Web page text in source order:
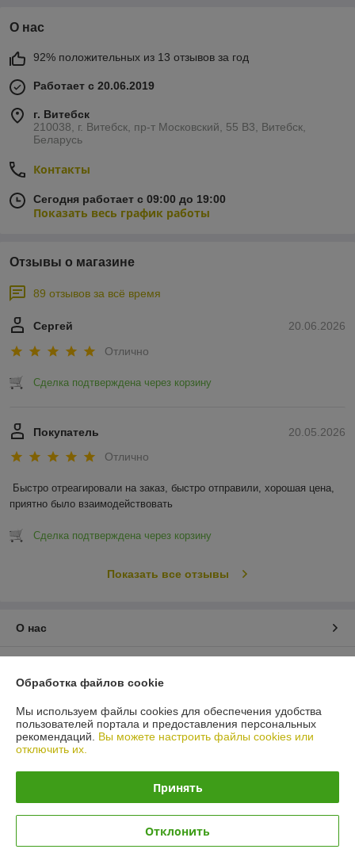
О нас
92% положительных из 13 отзывов за год
Работает с 20.06.2019
г. Витебск
210038, г. Витебск, пр-т Московский, 55 B3, Витебск,
Беларусь
Контакты
Сегодня работает с 09:00 до 19:00
Показать весь график работы
Отзывы о магазине
89 отзывов за всё время
20.06.2026
Сергей
Отлично
Сделка подтверждена через корзину
20.05.2026
Покупатель
Отлично
Быстро отреагировали на заказ, быстро отправили, хорошая цена,
приятно было взаимодействовать
Сделка подтверждена через корзину
Показать все отзывы
О нас
График работы
Полная версия сайта
Политика обработки cookies
Обработка файлов cookie
Мы используем файлы cookies для обеспечения удобства
пользователей портала и предоставления персональных
рекомендаций. Вы можете настроить файлы cookies или
отключить их.
Принять
Отклонить